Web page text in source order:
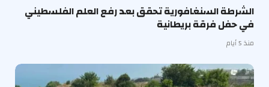
الشرطة السنغافورية تحقق بعد رفع العلم الفلسطيني
في حفل فرقة بريطانية
منذ 5 أيام